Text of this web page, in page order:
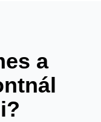
a